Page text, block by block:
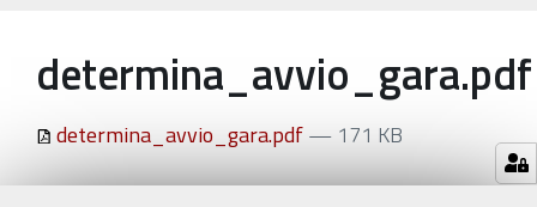
determina_avvio_gara.pdf
determina_avvio_gara.pdf— 171 KB